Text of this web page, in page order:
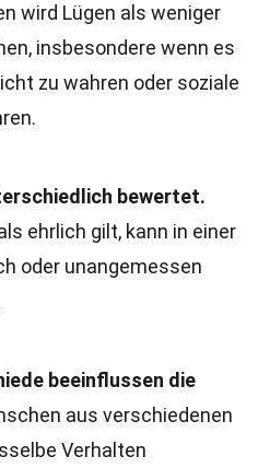
wird Lügen als weniger
insbesondere wenn es
zu wahren oder soziale
bewertet.
ehrlich gilt, kann in einer
oder unangemessen
beeinflussen die
aus verschiedenen
Verhalten